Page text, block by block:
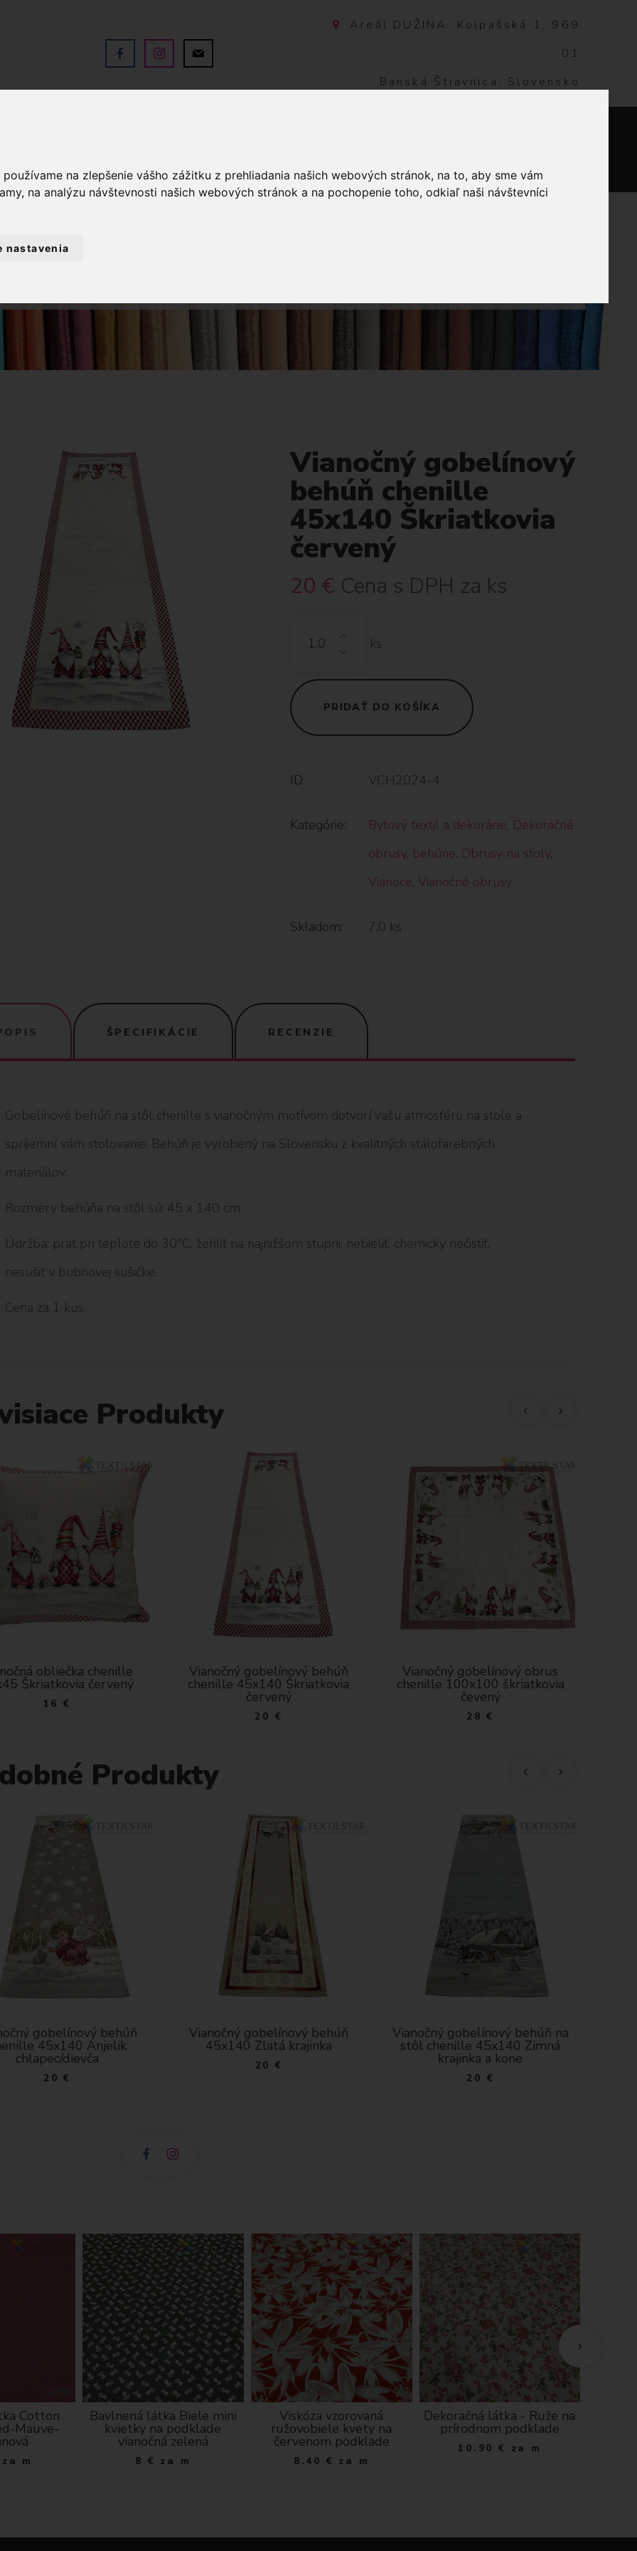
na zlepšenie vášho zážitku z prehliadania našich webových stránok, na to, aby sme vám
na analýzu návštevnosti našich webových stránok a na pochopenie toho, odkiaľ naši návštevníci
nastavenia
Areál DUŽINA, Kolpašská 1, 969
01
Banská Štiavnica, Slovensko
Vianočný gobelínový
behúň chenille
45x140 Škriatkovia
červený
20 € Cena s DPH za ks
ks
PRIDAŤ DO KOŠÍKA
ID: VCH2024-4
Kategórie: Bytový textil a dekorácie, Dekoračné
obrusy, behúne, Obrusy na stoly,
Vianoce, Vianočné obrusy
Skladom: 7.0 ks
ŠPECIFIKÁCIE RECENZIE
Gobelínové behúň na stôl chenille s vianočným motívom dotvorí vašu atmosféru na stole a
spríjemní vám stolovanie. Behúň je vyrobený na Slovensku z kvalitných stálofarebných
materiálov.
Rozmery behúňa na stôl sú: 45 x 140 cm
Údržba: prať pri teplote do 30°C, žehliť na najnižšom stupni, nebieliť, chemicky nečistiť,
nesušiť v bubnovej sušičke.
Cena za 1 kus.
Produkty
gobelínový behúň
45x140 Škriatkovia
červený
Vianočný gobelínový obrus
chenille 100x100 škriatkovia
čevený
28 €
Vianočný gobelínový behúň
chenille 40x100 Škriatkovia
červený
16 €
Produkty
gobelínový behúň
Zlatá krajinka
20 €
Vianočný gobelínový behúň na
stôl chenille 45x140 Zimná
krajinka a kone
Vianočný gobelínový behúň
chenille 45x140 Škriatkovia
šedý
20 €
Cotton
Mauve-
za m
Bavlnená látka Biele mini
kvietky na podklade
vianočná zelená
8 € za m
Viskóza vzorovaná
ružovobiele kvety na
červenom podklade
8.40 € za m
Dekoračná látka - Ruže na
prírodnom podklade
10.90 € za m